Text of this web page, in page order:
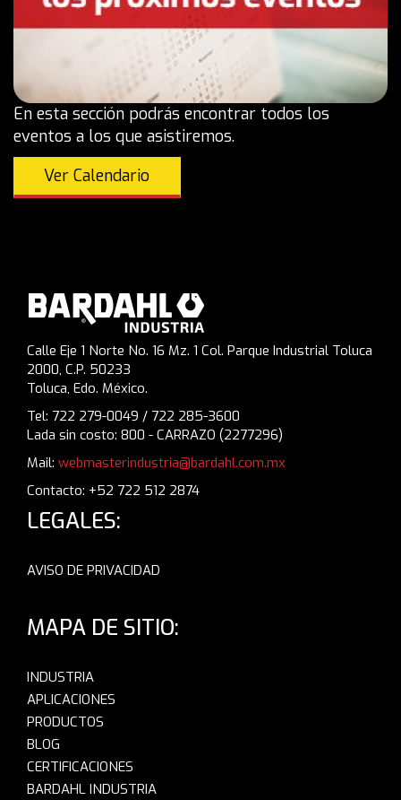
En esta sección podrás encontrar todos los
eventos a los que asistiremos.
Ver Calendario
Calle Eje 1 Norte No. 16 Mz. 1 Col. Parque Industrial Toluca
2000, C.P. 50233
Toluca, Edo. México.
Tel: 722 279-0049 / 722 285-3600
Lada sin costo: 800 - CARRAZO (2277296)
Mail: webmasterindustria@bardahl.com.mx
Contacto: +52 722 512 2874
LEGALES:
AVISO DE PRIVACIDAD
MAPA DE SITIO:
INDUSTRIA
APLICACIONES
PRODUCTOS
BLOG
CERTIFICACIONES
BARDAHL INDUSTRIA